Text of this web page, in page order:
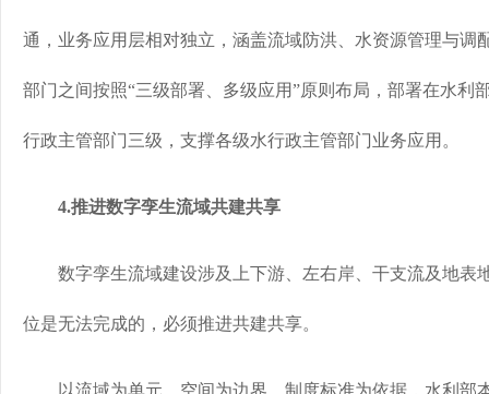
通，业务应用层相对独立，涵盖流域防洪、水资源管理与调
部门之间按照“三级部署、多级应用”原则布局，部署在水利
行政主管部门三级，支撑各级水行政主管部门业务应用。
4.推进数字孪生流域共建共享
数字孪生流域建设涉及上下游、左右岸、干支流及地表
位是无法完成的，必须推进共建共享。
以流域为单元、空间为边界、制度标准为依据，水利部